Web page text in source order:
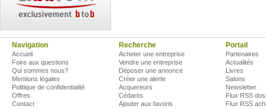
Navigation
Accueil
Foire aux questions
Qui sommes nous?
Mentions légales
Politique de confidentialité
Offres
Contact
Recherche
Acheter une entreprise
Vendre une entreprise
Déposer une annonce
Créer une alerte
Acquereurs
Cédants
Ajouter aux favoris
Portail
Partenaires
Actualités
Livres
Salons
Newsletter
Flux RSS
Flux RSS